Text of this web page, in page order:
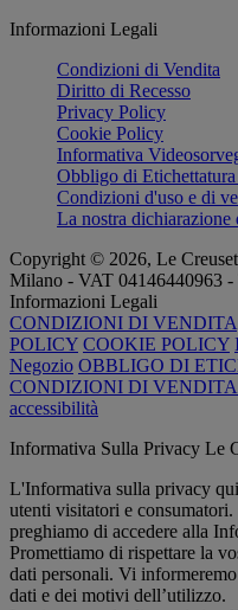
Informazioni Legali
Condizioni di Vendita
Diritto di Recesso
Privacy Policy
Cookie Policy
Informativa
Obbligo di
Condizioni d'uso e di
La nostra dichiarazione
Copyright © 2026, Le
Milano - VAT 04146440963 -
Informazioni Legali
CONDIZIONI DI VENDITA
POLICY COOKIE POLICY
Negozio OBBLIGO DI
CONDIZIONI DI
accessibilità
Informativa Sulla Privacy Le
L'Informativa sulla privacy
utenti visitatori e
preghiamo di accedere alla
Promettiamo di rispettare la
dati personali. Vi
dati e dei motivi dell’utilizzo.